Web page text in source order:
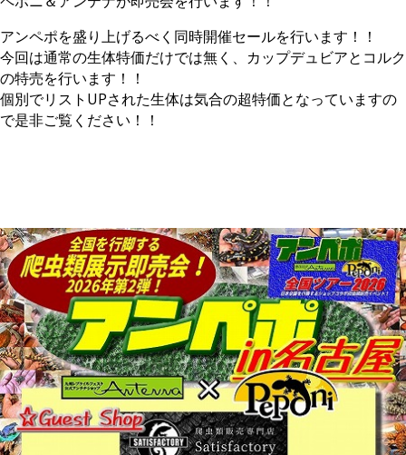
アンペポを盛り上げるべく同時開催セールを行います！！
今回は通常の生体特価だけでは無く、カップデュビアとコルク
の特売を行います！！
個別でリストUPされた生体は気合の超特価となっていますの
で是非ご覧ください！！